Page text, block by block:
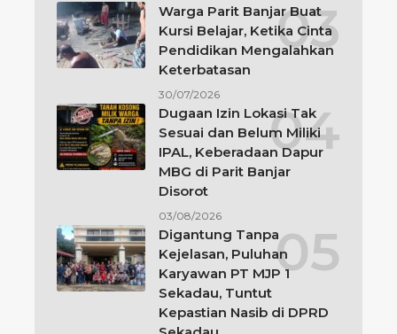
Warga Parit Banjar Buat
Kursi Belajar, Ketika Cinta
Pendidikan Mengalahkan
Keterbatasan
30/07/2026
Dugaan Izin Lokasi Tak
Sesuai dan Belum Miliki
IPAL, Keberadaan Dapur
MBG di Parit Banjar
Disorot
03/08/2026
Digantung Tanpa
Kejelasan, Puluhan
Karyawan PT MJP 1
Sekadau, Tuntut
Kepastian Nasib di DPRD